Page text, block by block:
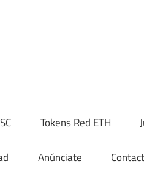
Tokens Red ETH
Anúnciate